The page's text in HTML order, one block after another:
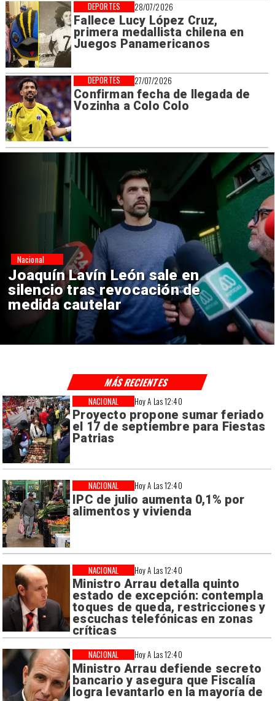
28/07/2026
Fallece Lucy López Cruz,
primera medallista chilena en
Juegos Panamericanos
DEPORTES
27/07/2026
Confirman fecha de llegada de
Vozinha a Colo Colo
DEPORTES
Chile y Venezuela formalizan
reinicio de relaciones
consulares
Nacional
Hoy A Las 12:40
Proyecto propone sumar feriado
el 17 de septiembre para Fiestas
Patrias
NACIONAL
Hoy A Las 12:40
IPC de julio aumenta 0,1% por
alimentos y vivienda
NACIONAL
Hoy A Las 12:40
Ministro Arrau detalla quinto
estado de excepción: contempla
toques de queda, restricciones y
escuchas telefónicas en zonas
críticas
NACIONAL
Hoy A Las 12:40
Ministro Arrau defiende secreto
bancario y asegura que Fiscalía
logra levantarlo en la mayoría de
NACIONAL
MÁS RECIENTES